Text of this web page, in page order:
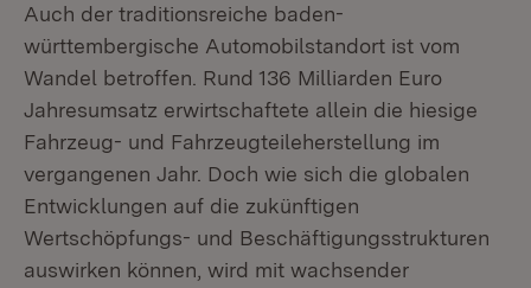
Auch der traditionsreiche baden-
württembergische Automobilstandort ist vom
Wandel betroffen. Rund 136 Milliarden Euro
Jahresumsatz erwirtschaftete allein die hiesige
Fahrzeug- und Fahrzeugteileherstellung im
vergangenen Jahr. Doch wie sich die globalen
Entwicklungen auf die zukünftigen
Wertschöpfungs- und Beschäftigungsstrukturen
auswirken können, wird mit wachsender